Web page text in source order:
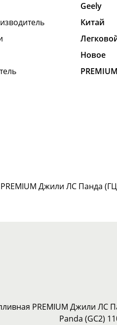
Geely
Китай
Hовое
PREMIUM
Джили ЛС Панда
PREMIUM Джили ЛС
Panda (GC2)